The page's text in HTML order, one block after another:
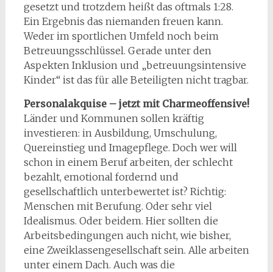
gesetzt und trotzdem heißt das oftmals 1:28.
Ein Ergebnis das niemanden freuen kann.
Weder im sportlichen Umfeld noch beim
Betreuungsschlüssel. Gerade unter den
Aspekten Inklusion und „betreuungsintensive
Kinder“ ist das für alle Beteiligten nicht tragbar.
Personalakquise – jetzt mit Charmeoffensive!
Länder und Kommunen sollen kräftig
investieren: in Ausbildung, Umschulung,
Quereinstieg und Imagepflege. Doch wer will
schon in einem Beruf arbeiten, der schlecht
bezahlt, emotional fordernd und
gesellschaftlich unterbewertet ist? Richtig:
Menschen mit Berufung. Oder sehr viel
Idealismus. Oder beidem. Hier sollten die
Arbeitsbedingungen auch nicht, wie bisher,
eine Zweiklassengesellschaft sein. Alle arbeiten
unter einem Dach. Auch was die